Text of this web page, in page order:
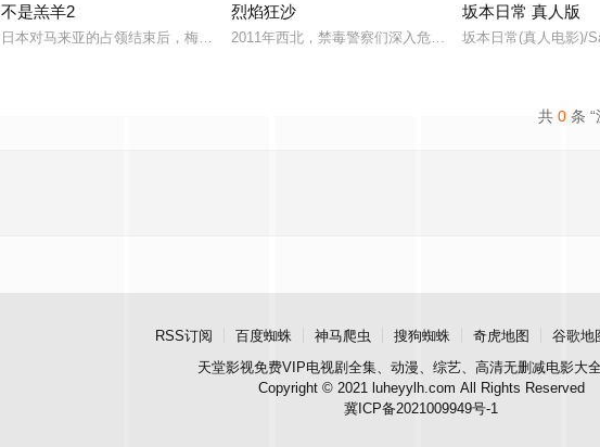
不是羔羊2
日本对马来亚的占领结束后，梅尔在新加坡的特别行动组担任警察。这一次，他要对付的是黑帮
烈焰狂沙
2011年西北，禁毒警察们深入危险境地，与毒贩展开了一
坂本日常 真人版
坂本日常(真人电影)/
共 0 条
RSS订阅 百度蜘蛛 神马爬虫 搜狗蜘蛛 奇虎地图 谷歌地
天堂影视免费VIP电视剧全集、动漫、综艺、高清无删减电影大
Copyright © 2021 luheyylh.com All Rights Reserved
冀ICP备2021009949号-1